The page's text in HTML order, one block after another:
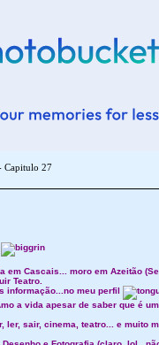
Capitulo 27
em Cascais... moro em Azeitão
Teatro.
informação...no meu perfil
a vida apesar de saber que é
ler, sair, cinema, teatro... e muito